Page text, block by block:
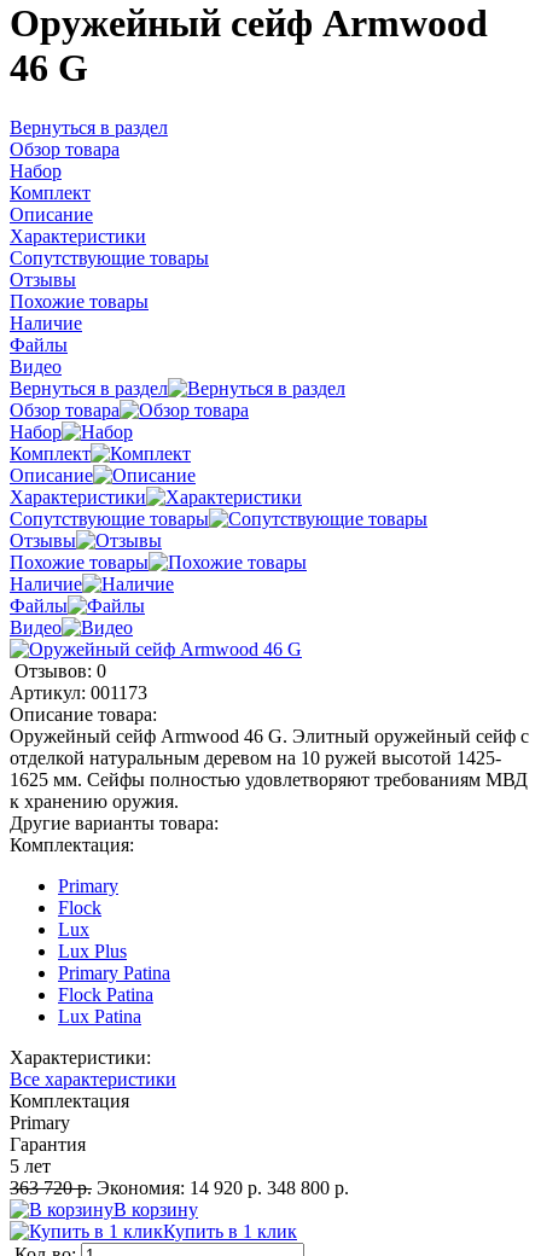
Оружейный сейф Armwood
46 G
Вернуться в раздел
Обзор товара
Набор
Комплект
Описание
Характеристики
Сопутствующие товары
Отзывы
Похожие товары
Наличие
Файлы
Видео
Вернуться в раздел
Обзор товара
Набор
Комплект
Описание
Характеристики
Сопутствующие товары
Отзывы
Похожие товары
Наличие
Файлы
Видео
Отзывов: 0
Артикул: 001173
Описание товара:
Оружейный сейф Armwood 46 G. Элитный оружейный сейф с
отделкой натуральным деревом на 10 ружей высотой 1425-
1625 мм. Сейфы полностью удовлетворяют требованиям МВД
к хранению оружия.
Другие варианты товара:
Комплектация:
Primary
Flock
Lux
Lux Plus
Primary Patina
Flock Patina
Lux Patina
Характеристики:
Все характеристики
Комплектация
Primary
Гарантия
5 лет
363 720 р. Экономия: 14 920 р. 348 800 р.
В корзину
Купить в 1 клик